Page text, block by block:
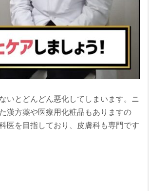
いとどんどん悪化してしまいます。ニ
漢方薬や医療用化粧品もありますの
医を目指しており、皮膚科も専門です